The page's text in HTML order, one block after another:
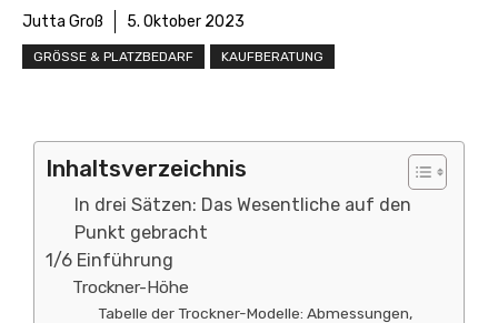
Jutta Groß 5. Oktober 2023
GRÖSSE & PLATZBEDARF KAUFBERATUNG
Inhaltsverzeichnis
In drei Sätzen: Das Wesentliche auf den
Punkt gebracht
1/6 Einführung
Trockner-Höhe
Tabelle der Trockner-Modelle: Abmessungen,